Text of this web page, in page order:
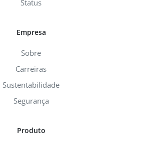
Status
Empresa
Sobre
Carreiras
Sustentabilidade
Segurança
Produto